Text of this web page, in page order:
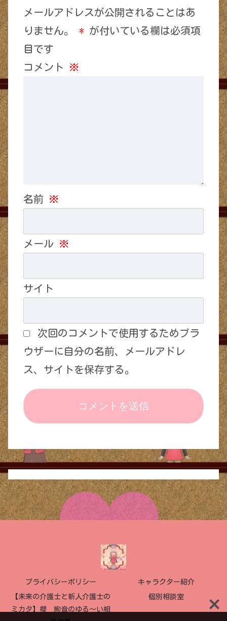
メールアドレスが公開されることはあ
りません。
* が付いている欄は必須項
目です
コメント ※
名前 ※
メール ※
サイト
次回のコメントで使用するためブラ
ウザーに自分の名前、メールアドレ
ス、サイトを保存する。
プライバシーポリシー キャラクター紹介
【未来の介護士と新人介護士の
ミカタ】櫻 絢音のゆる〜い相
個別相談室